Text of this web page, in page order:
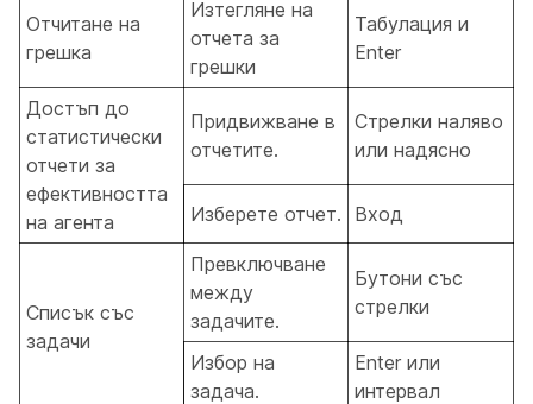
Отчитане на
грешка
Изтегляне на
отчета за
грешки
Табулация и
Enter
Достъп до
статистически
отчети за
ефективността
на агента
Придвижване в
отчетите.
Стрелки наляво
или надясно
Изберете отчет. Вход
Списък със
задачи
Превключване
между
задачите.
Бутони със
стрелки
Избор на
задача.
Enter или
интервал